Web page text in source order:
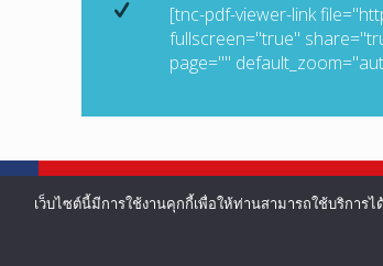
[tnc-pdf-viewer-link
fullscreen="true"
page=""
©COPYRIGHT 2002-2016 ALL
เว็บไซต์นี้มีการใช้งานคุกกี้เพื่อให้ท่านสามารถใช้บริการ